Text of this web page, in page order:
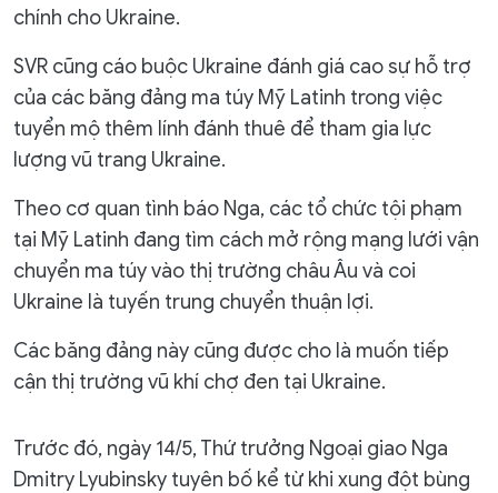
chính cho Ukraine.
SVR cũng cáo buộc Ukraine đánh giá cao sự hỗ trợ
của các băng đảng ma túy Mỹ Latinh trong việc
tuyển mộ thêm lính đánh thuê để tham gia lực
lượng vũ trang Ukraine.
Theo cơ quan tình báo Nga, các tổ chức tội phạm
tại Mỹ Latinh đang tìm cách mở rộng mạng lưới vận
chuyển ma túy vào thị trường châu Âu và coi
Ukraine là tuyến trung chuyển thuận lợi.
Các băng đảng này cũng được cho là muốn tiếp
cận thị trường vũ khí chợ đen tại Ukraine.
Trước đó, ngày 14/5, Thứ trưởng Ngoại giao Nga
Dmitry Lyubinsky tuyên bố kể từ khi xung đột bùng